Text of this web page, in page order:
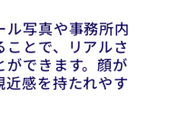
ル写真や事務所内
とで、リアルさ
できます。顔が
近感を持たれやす